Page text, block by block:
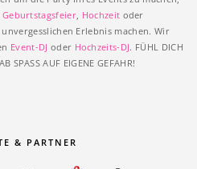
Geburtstagsfeier Hochzeit oder
Erlebnis machen. Wir
Event-DJ oder Hochzeits-DJ. FÜHL DICH
SPASS AUF EIGENE GEFAHR!
& PARTNER